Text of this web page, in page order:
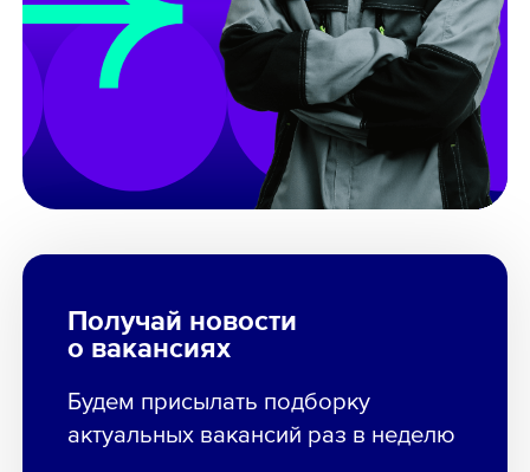
Получай новости
о вакансиях
Будем присылать подборку
актуальных вакансий раз в неделю